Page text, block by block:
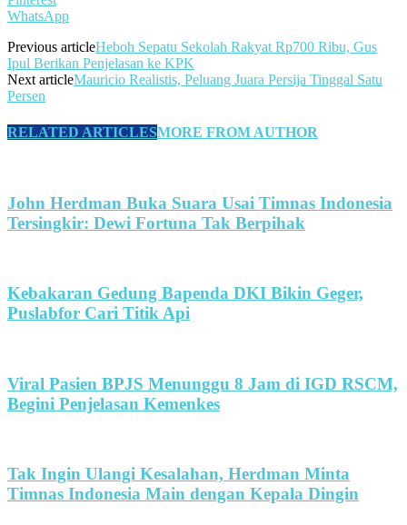
WhatsApp
Previous articleHeboh Sepatu Sekolah Rakyat Rp700 Ribu, Gus
Ipul Berikan Penjelasan ke KPK
Next articleMauricio Realistis, Peluang Juara Persija Tinggal Satu
Persen
RELATED ARTICLESMORE FROM AUTHOR
John Herdman Buka Suara Usai Timnas Indonesia
Tersingkir: Dewi Fortuna Tak Berpihak
Kebakaran Gedung Bapenda DKI Bikin Geger,
Puslabfor Cari Titik Api
Viral Pasien BPJS Menunggu 8 Jam di IGD RSCM,
Begini Penjelasan Kemenkes
Tak Ingin Ulangi Kesalahan, Herdman Minta
Timnas Indonesia Main dengan Kepala Dingin